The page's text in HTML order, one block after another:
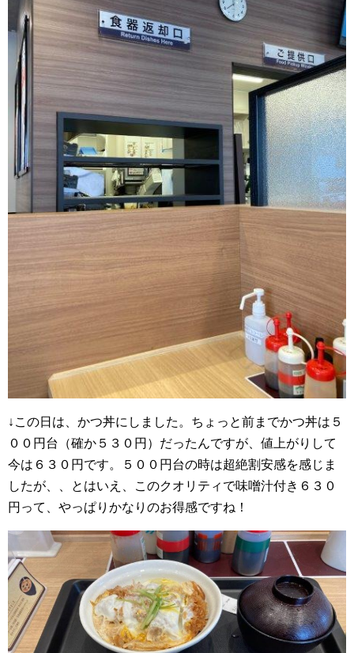
↓この日は、かつ丼にしました。ちょっと前までかつ丼は５
００円台（確か５３０円）だったんですが、値上がりして
今は６３０円です。５００円台の時は超絶割安感を感じま
したが、、とはいえ、このクオリティで味噌汁付き６３０
円って、やっぱりかなりのお得感ですね！